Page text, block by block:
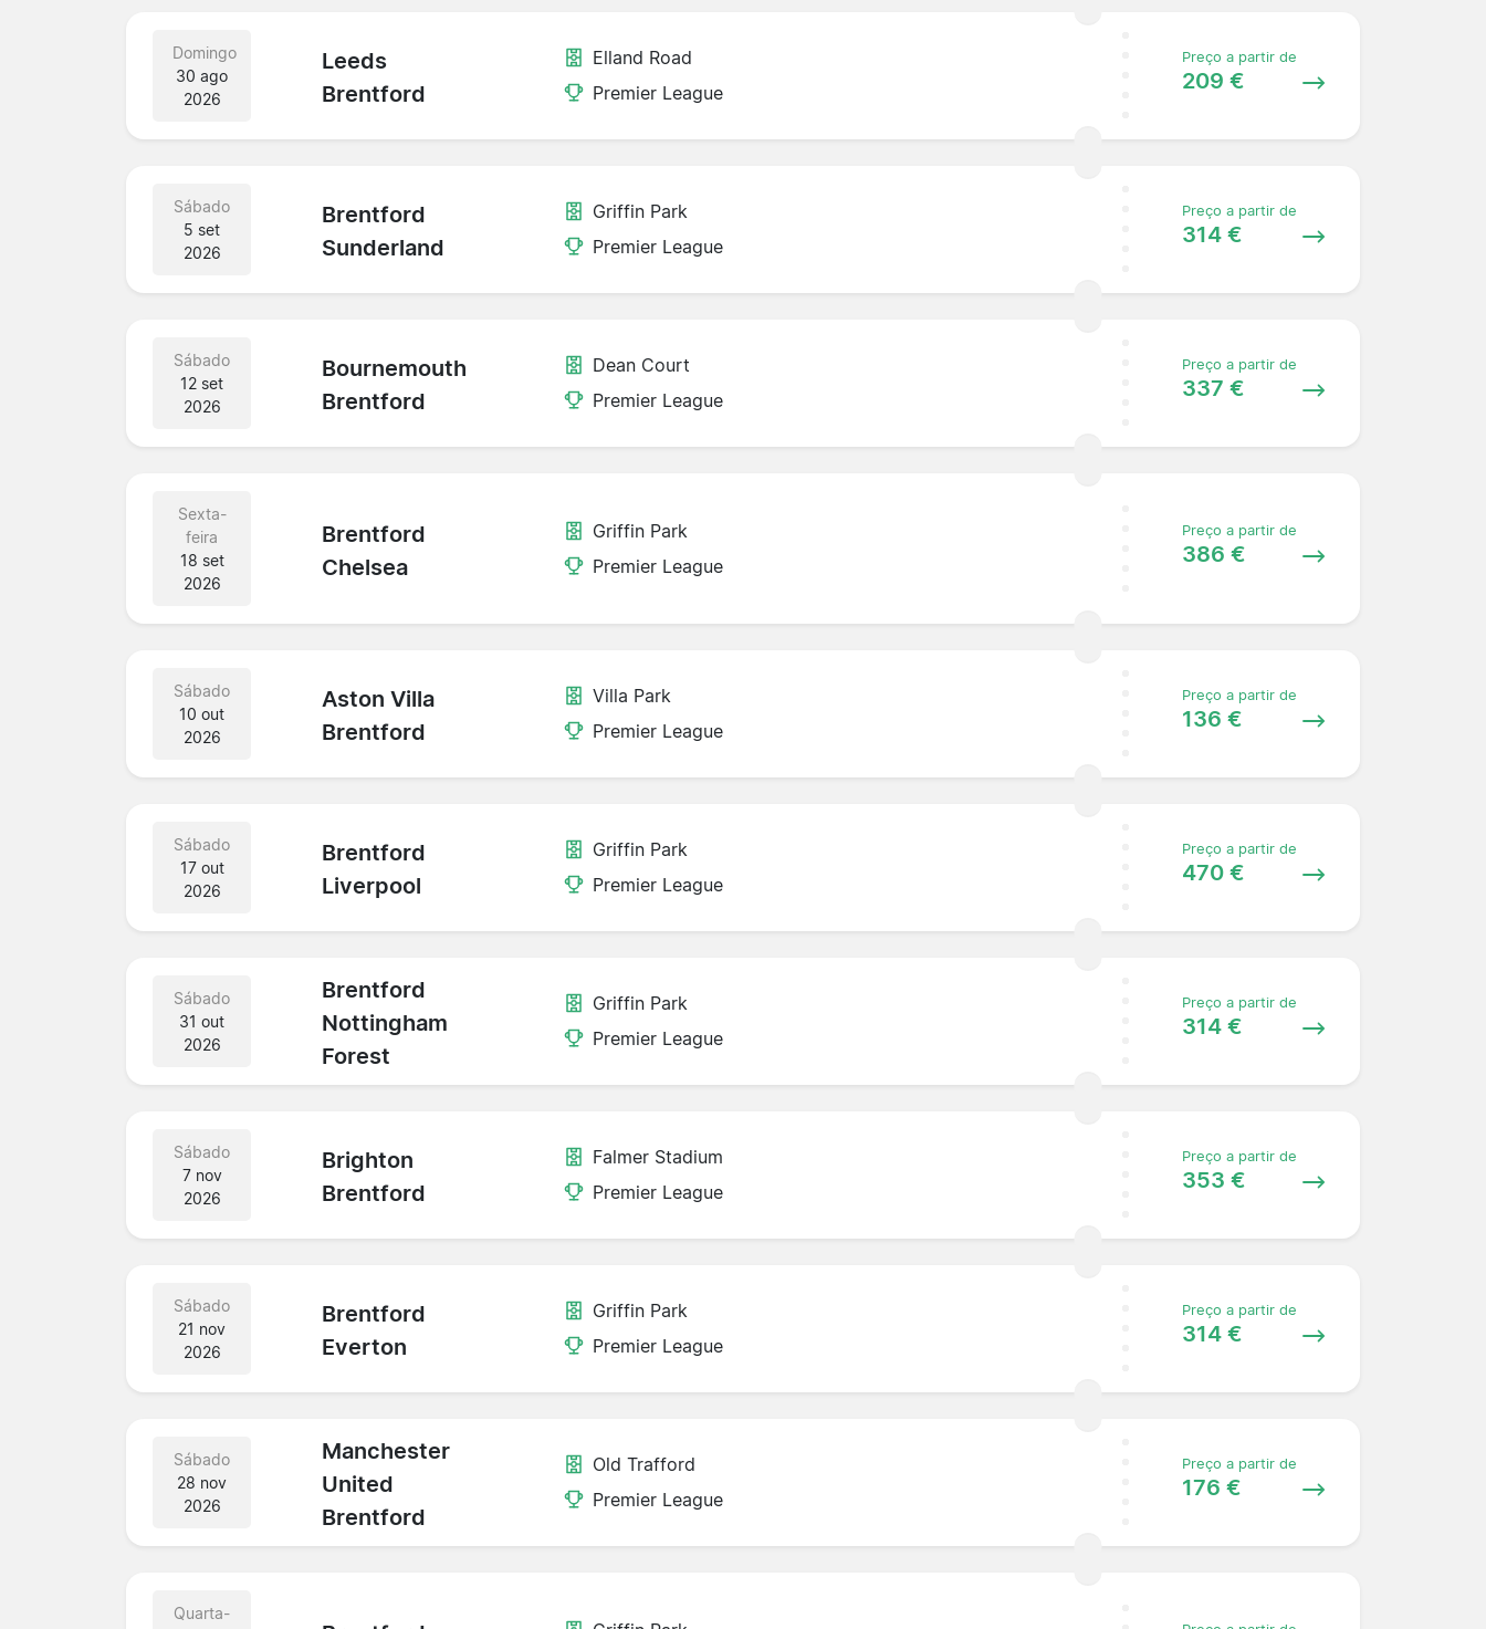
Domingo
30 ago
2026
Leeds
Brentford
Elland Road
Premier League
Preço a partir de
209 €
Sábado
5 set
2026
Brentford
Sunderland
Griffin Park
Premier League
Preço a partir de
314 €
Sábado
12 set
2026
Bournemouth
Brentford
Dean Court
Premier League
Preço a partir de
337 €
Sexta-
feira
18 set
2026
Brentford
Chelsea
Griffin Park
Premier League
Preço a partir de
386 €
Sábado
10 out
2026
Aston Villa
Brentford
Villa Park
Premier League
Preço a partir de
136 €
Sábado
17 out
2026
Brentford
Liverpool
Griffin Park
Premier League
Preço a partir de
470 €
Sábado
31 out
2026
Brentford
Nottingham
Forest
Griffin Park
Premier League
Preço a partir de
314 €
Sábado
7 nov
2026
Brighton
Brentford
Falmer Stadium
Premier League
Preço a partir de
353 €
Sábado
21 nov
2026
Brentford
Everton
Griffin Park
Premier League
Preço a partir de
314 €
Sábado
28 nov
2026
Manchester
United
Brentford
Old Trafford
Premier League
Preço a partir de
176 €
Quarta-